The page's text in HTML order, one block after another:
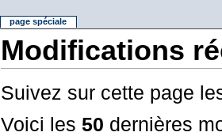
Modifications
Suivez sur cette page
Voici les 50 dernières
page spéciale